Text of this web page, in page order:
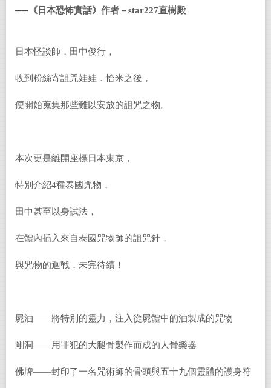
── 《日本恐怖實話》作者－star227直樹殿
日本怪談師．田中俊行，
收到粉絲寄詛咒娃娃．恰米之後，
便開始蒐集那些難以安放的詛咒之物。
本次更是離開座標日本東京，
特別介紹4種泰國咒物，
田中甚至以身試法，
在體內插入來自泰國咒物師的詛咒針，
與咒物的迴戰．未完待續！
屍油——將特別的靈力，注入從屍體中的油製成的咒物
剛洞——用罪犯的大腿骨製作而成的人骨樂器
佛牌——封印了一名咒術師的骨頭與五十九個靈體的護身符